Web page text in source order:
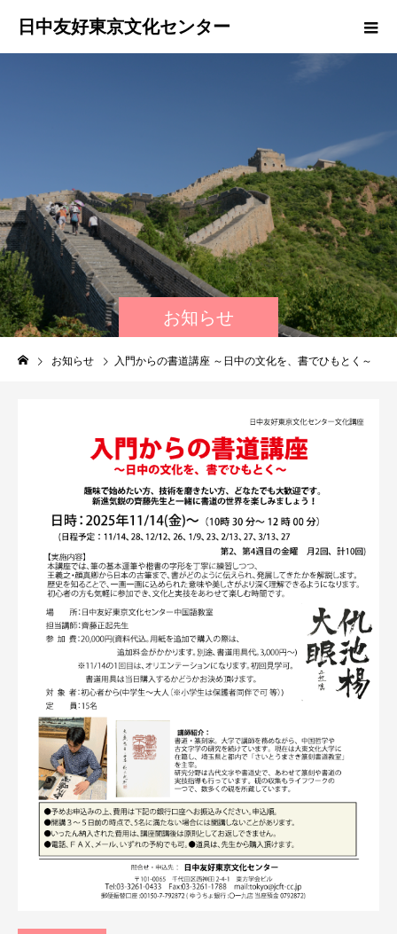
日中友好東京文化センター
お知らせ
お知らせ 入門からの書道講座 ～日中の文化を、書でひもとく～